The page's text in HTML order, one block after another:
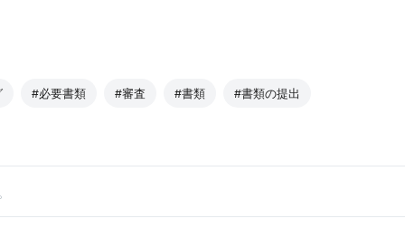
#必要書類 #審査 #書類 #書類の提出